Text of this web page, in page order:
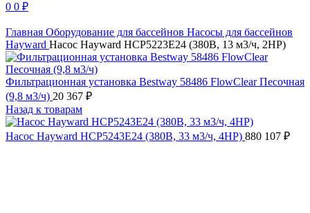
0 0 ₽
Главная Оборудование для бассейнов Насосы для бассейнов
Hayward Насос Hayward HCP5223E24 (380В, 13 м3/ч, 2HP)
Фильтрационная установка Bestway 58486 FlowClear Песочная
(9,8 м3/ч) 20 367 ₽
Назад к товарам
Насос Hayward HCP5243E24 (380В, 33 м3/ч, 4HP) 880 107 ₽